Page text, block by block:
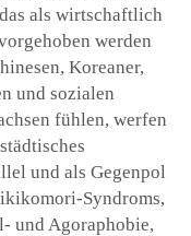
als wirtschaftlich
werden
Koreaner,
und sozialen
fühlen, werfen
und als Gegenpol
Syndroms,
und Agoraphobie,